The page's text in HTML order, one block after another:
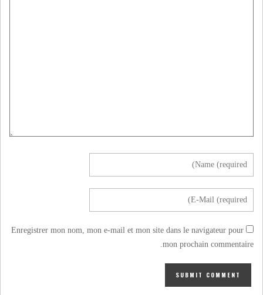
Enregistrer mon nom, mon e-mail et mon site dans le navigateur pour
mon prochain commentaire.